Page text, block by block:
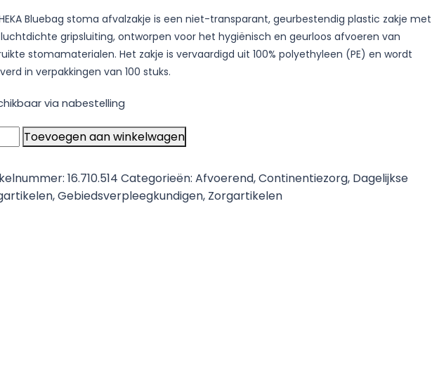
Bluebag stoma afvalzakje is een niet-transparant, geurbestendig plastic zakje met
gripsluiting, ontworpen voor het hygiënisch en geurloos afvoeren van
stomamaterialen. Het zakje is vervaardigd uit 100% polyethyleen (PE) en wordt
in verpakkingen van 100 stuks.
via nabestelling
Toevoegen aan winkelwagen
16.710.514 Categorieën: Afvoerend,Continentiezorg, Dagelijkse
,Gebiedsverpleegkundigen, Zorgartikelen